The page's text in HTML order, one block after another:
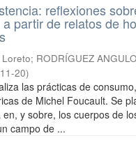
reflexiones
partir de relatos de
; RODRÍGUEZ
20)
las prácticas de
de Michel Foucault. Se
y sobre, los cuerpos de
campo de ...